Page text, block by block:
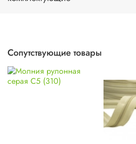
Сопутствующие товары